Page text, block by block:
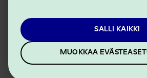
SALLI KAIKKI
MUOKKAA